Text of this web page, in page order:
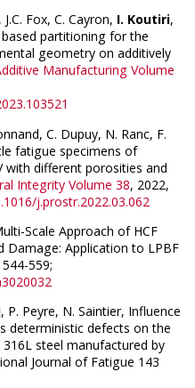
Fox, C. Cayron, I. Koutiri,
partitioning for the
geometry on additively
Manufacturing Volume
C. Dupuy, N. Ranc, F.
fatigue specimens of
with different porosities and
Integrity Volume 38, 2022,
j.prostr.2022.03.062
Scale Approach of HCF
Damage: Application to LPBF
559;
, P. Peyre, N. Saintier, Influence
deterministic defects on the
steel manufactured by
Journal of Fatigue 143